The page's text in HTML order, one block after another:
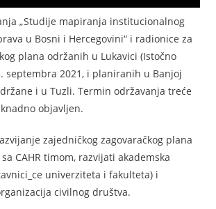
„Studije mapiranja institucionalnog
u Bosni i Hercegovini“ i radionice za
plana održanih u Lukavici (Istočno
septembra 2021, i planiranih u Banjoj
i u Tuzli. Termin održavanja treće
objavljen.
zajedničkog zagovaračkog plana
CAHR timom, razvijati akademska
univerziteta i fakulteta) i
civilnog društva.